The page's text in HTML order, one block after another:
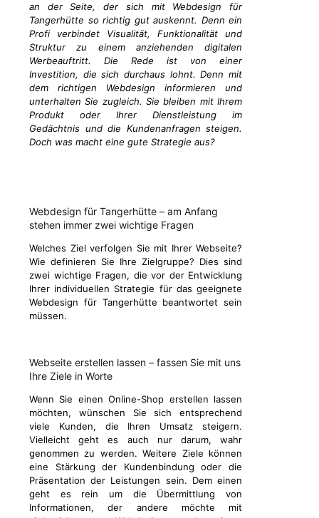
an der Seite, der sich mit Webdesign für
Tangerhütte so richtig gut auskennt. Denn ein
Profi verbindet Visualität, Funktionalität und
Struktur zu einem anziehenden digitalen
Werbeauftritt. Die Rede ist von einer
Investition, die sich durchaus lohnt. Denn mit
dem richtigen Webdesign informieren und
unterhalten Sie zugleich. Sie bleiben mit Ihrem
Produkt oder Ihrer Dienstleistung im
Gedächtnis und die Kundenanfragen steigen.
Doch was macht eine gute Strategie aus?
Webdesign für Tangerhütte – am Anfang
stehen immer zwei wichtige Fragen
Welches Ziel verfolgen Sie mit Ihrer Webseite?
Wie definieren Sie Ihre Zielgruppe? Dies sind
zwei wichtige Fragen, die vor der Entwicklung
Ihrer individuellen Strategie für das geeignete
Webdesign für Tangerhütte beantwortet sein
müssen.
Webseite erstellen lassen – fassen Sie mit uns
Ihre Ziele in Worte
Wenn Sie einen Online-Shop erstellen lassen
möchten, wünschen Sie sich entsprechend
viele Kunden, die Ihren Umsatz steigern.
Vielleicht geht es auch nur darum, wahr
genommen zu werden. Weitere Ziele können
eine Stärkung der Kundenbindung oder die
Präsentation der Leistungen sein. Dem einen
geht es rein um die Übermittlung von
Informationen, der andere möchte mit